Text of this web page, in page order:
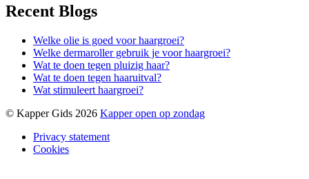
Recent Blogs
Welke olie is goed voor haargroei?
Welke dermaroller gebruik je voor haargroei?
Wat te doen tegen pluizig haar?
Wat te doen tegen haaruitval?
Wat stimuleert haargroei?
© Kapper Gids 2026 Kapper open op zondag
Privacy statement
Cookies